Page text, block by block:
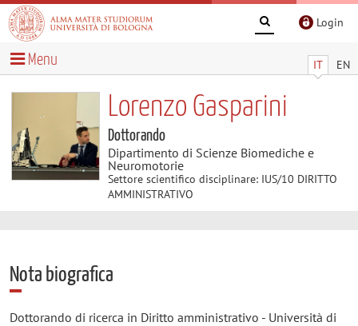
Login
IT EN
Menu
Lorenzo Gasparini
Dottorando
Dipartimento di Scienze Biomediche e
Neuromotorie
Settore scientifico disciplinare: IUS/10 DIRITTO
AMMINISTRATIVO
Nota biografica
Dottorando di ricerca in Diritto amministrativo - Università di